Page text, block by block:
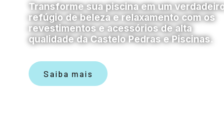
Transforme sua piscina em um
refúgio de beleza e relaxamento com os
revestimentos e acessórios de alta
qualidade da Castelo Pedras e Piscinas.
Saiba mais